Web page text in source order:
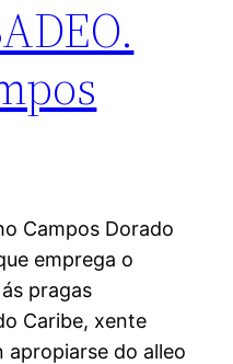
Campos Dorado
emprega o
pragas
Caribe, xente
apropiarse do alleo